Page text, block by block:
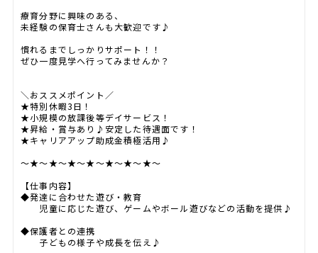
療育分野に興味のある、
未経験の保育士さんも大歓迎です♪
慣れるまでしっかりサポート！！
ぜひ一度見学へ行ってみませんか？
＼おススメポイント／
★特別休暇3日！
★小規模の放課後等デイサービス！
★昇給・賞与あり♪安定した待遇面です！
★キャリアアップ助成金積極活用♪
～★～★～★～★～★～★～★～
【仕事内容】
◆発達に合わせた遊び・教育
児童に応じた遊び、ゲームやボール遊びなどの活動を提供♪
◆保護者との連携
子どもの様子や成長を伝え♪